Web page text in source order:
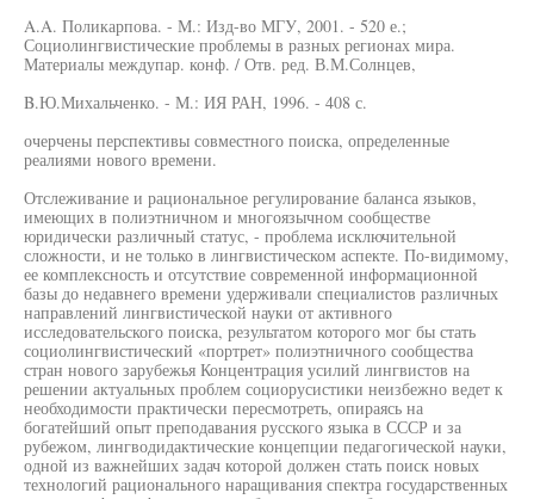
A.A. Поликарпова. - М.: Изд-во МГУ, 2001. - 520 е.;
Социолингвистические проблемы в разных регионах мира.
Материалы междупар. конф. / Отв. ред. В.М.Солнцев,
B.Ю.Михальченко. - М.: ИЯ РАН, 1996. - 408 с.
очерчены перспективы совместного поиска, определенные
реалиями нового времени.
Отслеживание и рациональное регулирование баланса языков,
имеющих в полиэтничном и многоязычном сообществе
юридически различный статус, - проблема исключительной
сложности, и не только в лингвистическом аспекте. По-видимому,
ее комплексность и отсутствие современной информационной
базы до недавнего времени удерживали специалистов различных
направлений лингвистической науки от активного
исследовательского поиска, результатом которого мог бы стать
социолингвистический «портрет» полиэтничного сообщества
стран нового зарубежья Концентрация усилий лингвистов на
решении актуальных проблем социорусистики неизбежно ведет к
необходимости практически пересмотреть, опираясь на
богатейший опыт преподавания русского языка в СССР и за
рубежом, лингводидактические концепции педагогической науки,
одной из важнейших задач которой должен стать поиск новых
технологий рационального наращивания спектра государственных